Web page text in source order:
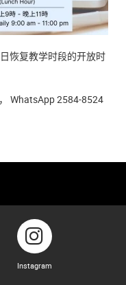
恢复教学时段的开放时
WhatsApp 2584-8524
Instagram